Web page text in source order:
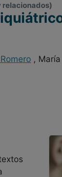
relacionados)
,